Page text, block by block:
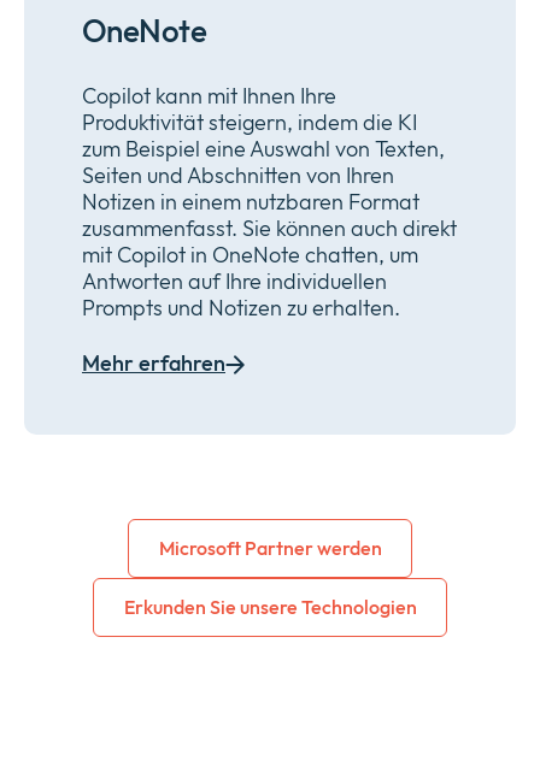
OneNote
Copilot kann mit Ihnen Ihre
Produktivität steigern, indem die KI
zum Beispiel eine Auswahl von Texten,
Seiten und Abschnitten von Ihren
Notizen in einem nutzbaren Format
zusammenfasst. Sie können auch direkt
mit Copilot in OneNote chatten, um
Antworten auf Ihre individuellen
Prompts und Notizen zu erhalten.
Mehr erfahren
Microsoft Partner werden
Erkunden Sie unsere Technologien